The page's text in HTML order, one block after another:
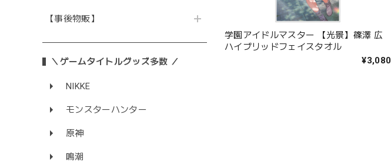
【事後物販】
＼ゲームタイトルグッズ多数 ／
NIKKE
モンスターハンター
原神
鳴潮
学園アイドルマスター 【光景】篠澤 広
ハイブリッドフェイスタオル
¥3,080